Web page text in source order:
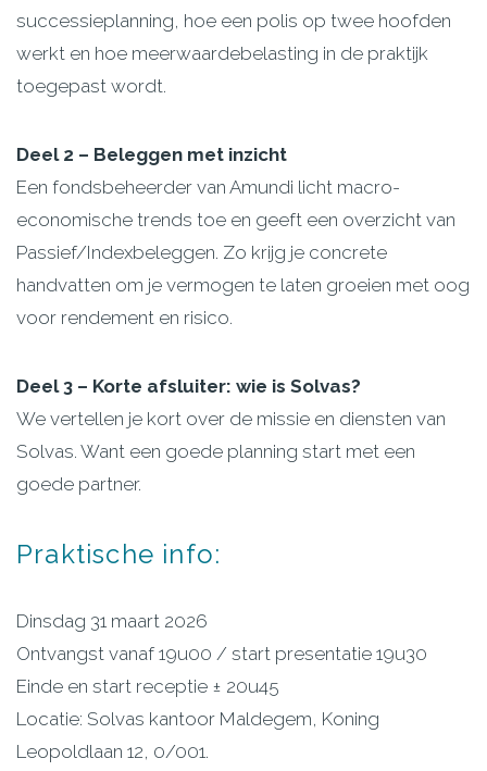
successieplanning, hoe een polis op twee hoofden
werkt en hoe meerwaardebelasting in de praktijk
toegepast wordt.
Deel 2 – Beleggen met inzicht
Een fondsbeheerder van Amundi licht macro-
economische trends toe en geeft een overzicht van
Passief/Indexbeleggen. Zo krijg je concrete
handvatten om je vermogen te laten groeien met oog
voor rendement en risico.
Deel 3 – Korte afsluiter: wie is Solvas?
We vertellen je kort over de missie en diensten van
Solvas. Want een goede planning start met een
goede partner.
Praktische info:
Dinsdag 31 maart 2026
Ontvangst vanaf 19u00 / start presentatie 19u30
Einde en start receptie ± 20u45
Locatie: Solvas kantoor Maldegem, Koning
Leopoldlaan 12, 0/001.